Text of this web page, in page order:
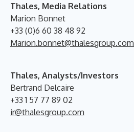
Thales, Media Relations
Marion Bonnet
+33 (0)6 60 38 48 92
Marion.bonnet@thalesgroup.com
Thales, Analysts/Investors
Bertrand Delcaire
+33 1 57 77 89 02
ir@thalesgroup.com